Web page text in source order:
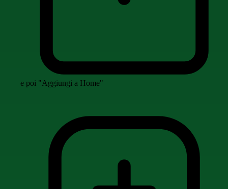
e poi "Aggiungi a Home"